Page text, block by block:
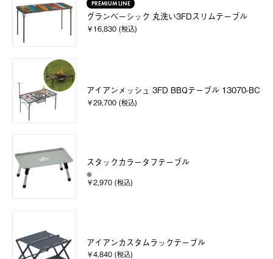
PREMIUM LINE
グランベーシック 丸洗い3FDスリムテーブル
￥16,830 (税込)
アイアンメッシュ 3FD BBQテーブル 13070-BC
￥29,700 (税込)
スタックカラータフテーブル
￥2,970 (税込)
アイアンカスタムラックテーブル
￥4,840 (税込)